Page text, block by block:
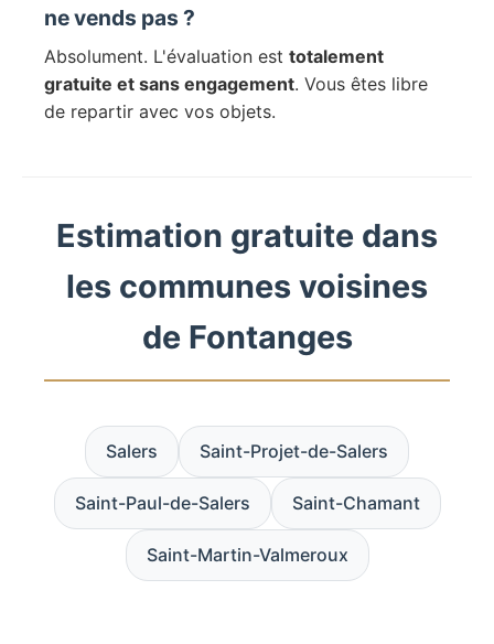
ne vends pas ?
Absolument. L'évaluation est totalement
gratuite et sans engagement. Vous êtes libre
de repartir avec vos objets.
Estimation gratuite dans
les communes voisines
de Fontanges
Salers Saint-Projet-de-Salers
Saint-Paul-de-Salers Saint-Chamant
Saint-Martin-Valmeroux